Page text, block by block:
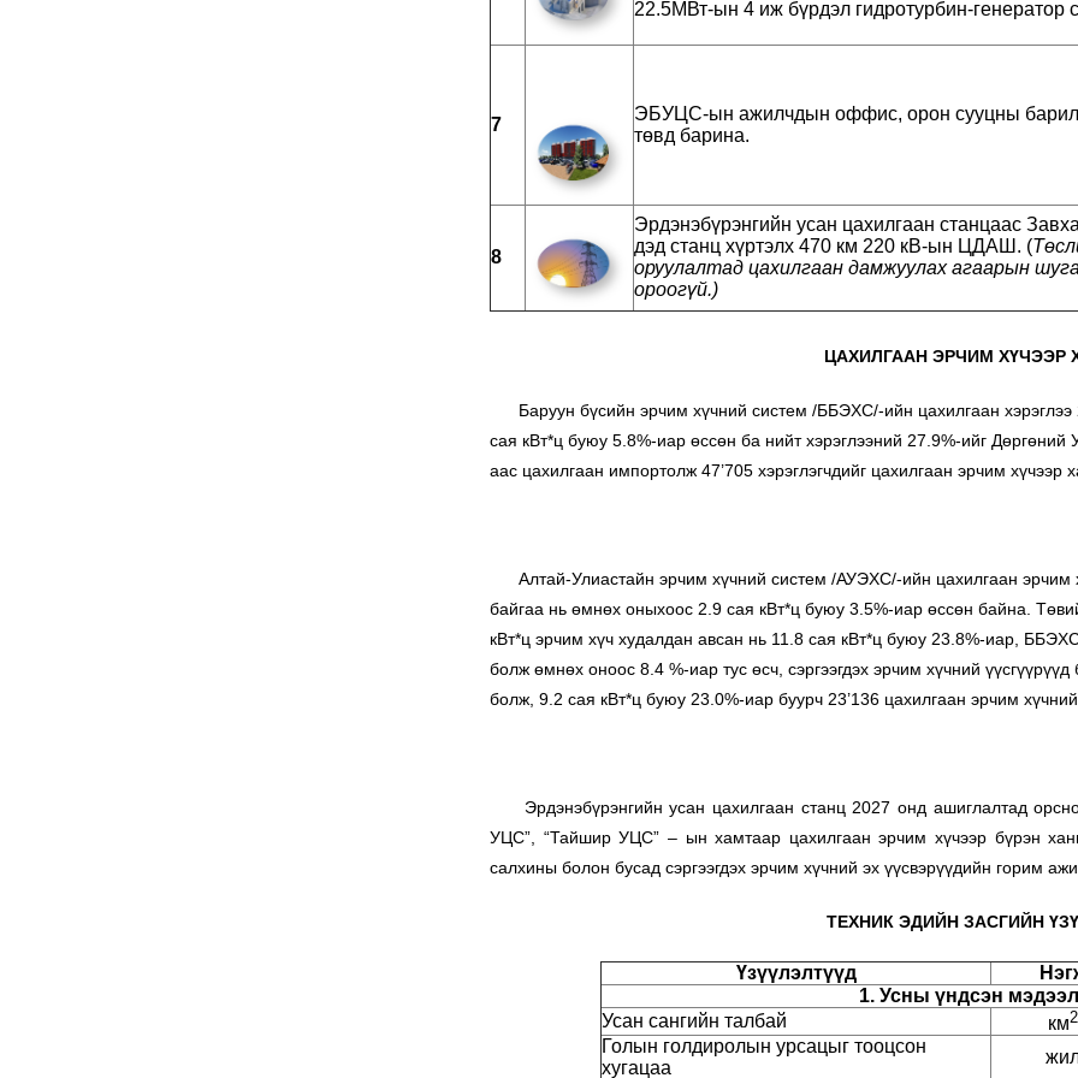
22.5МВт-ын 4 иж бүрдэл гидротурбин-генератор
7
ЭБУЦС-ын ажилчдын оффис, орон сууцны
төвд барина.
8
Эрдэнэбүрэнгийн усан цахилгаан станцаас
дэд станц хүртэлх 470 км 220 кВ-ын ЦДАШ. (
оруулалтад цахилгаан дамжуулах агаарын
ороогүй.)
ЦАХИЛГААН ЭРЧИМ ХҮЧЭЭР
Баруун бүсийн эрчим хүчний систем /ББЭХС/-ийн цахилгаан
сая кВт*ц буюу 5.8%-иар өссөн ба нийт хэрэглээний 27.9%-ийг
аас цахилгаан импортолж 47’705 хэрэглэгчдийг цахилгаан эрчим хүчээр
Алтай-Улиастайн эрчим хүчний систем /АУЭХС/-ийн цахилгаан эрчим
байгаа нь өмнөх оныхоос 2.9 сая кВт*ц буюу 3.5%-иар өссөн байна.
кВт*ц эрчим хүч худалдан авсан нь 11.8 сая кВт*ц буюу 23.8%-иар,
болж өмнөх оноос 8.4 %-иар тус өсч, сэргээгдэх эрчим хүчний
болж, 9.2 сая кВт*ц буюу 23.0%-иар буурч 23’136 цахилгаан эрчим хүчний
Эрдэнэбүрэнгийн усан цахилгаан станц 2027 онд ашиглалтад
УЦС”, “Тайшир УЦС” – ын хамтаар цахилгаан эрчим хүчээр бүрэн
салхины болон бусад сэргээгдэх эрчим хүчний эх үүсвэрүүдийн горим
ТЕХНИК ЭДИЙН ЗАСГИЙН
Үзүүлэлтүүд
1. Усны үндсэн
Усан сангийн талбай
км2
Голын голдиролын урсацыг тооцсон
хугацаа